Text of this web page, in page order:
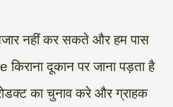
नहीं कर सकते और हम पास
दूकान पर जाना पड़ता है
का चुनाव करे और ग्राहक